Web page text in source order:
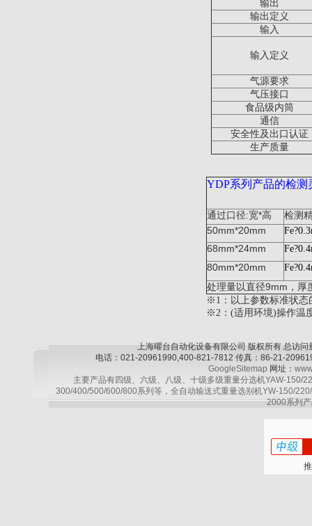
输出
输出定义
输入
输入定义
气源要求
气压接口
食品级内筒
通信
安全性及出口认证
生产质量
YDP系列产品的检测
通过口径:宽*高 检测
50mm*20mm
68mm*24mm
80mm*20mm
处理量以直径9mm ，厚
※1：以上参数标准状态
※2：(适用环境)操作温
上海曜台自动化设备有限公司 版权所有 总访问
电话：021-20961990,400-821-7812 传真：86-21-
GoogleSitemap 网址：
主要产品有四级、六级、八级、十级多级重量分选机YAW-
300/400/500/600/800系列等，全自动输送式重量选别机YW-150/
2000系列